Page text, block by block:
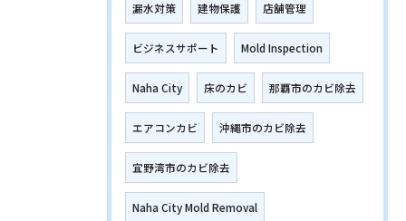
漏水対策 建物保護 店舗管理
ビジネスサポート Mold Inspection
Naha City 床のカビ 那覇市のカビ除去
エアコンカビ 沖縄市のカビ除去
宜野湾市のカビ除去
Naha City Mold Removal